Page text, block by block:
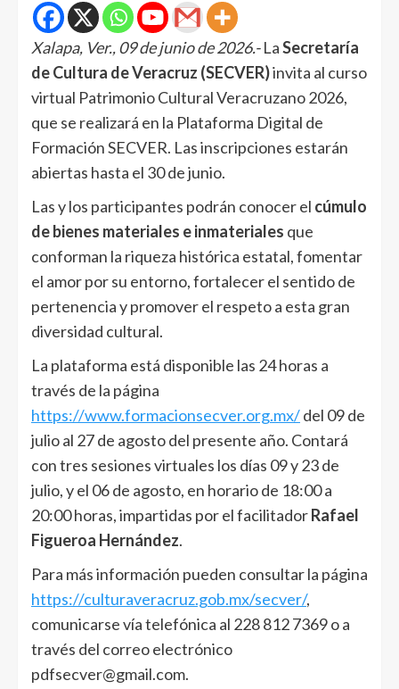
Xalapa, Ver., 09 de junio de 2026.-LaSecretaría
de Cultura de Veracruz (SECVER)invita al curso
virtual Patrimonio Cultural Veracruzano 2026,
que se realizará en la Plataforma Digital de
Formación SECVER. Las inscripciones estarán
abiertas hasta el 30 de junio.
Las y los participantes podrán conocer el cúmulo
de bienes materiales e inmateriales que
conforman la riqueza histórica estatal, fomentar
el amor por su entorno, fortalecer el sentido de
pertenencia y promover el respeto a esta gran
diversidad cultural.
La plataforma está disponible las 24 horas a
través de la página
https://www.formacionsecver.org.mx/del 09 de
julio al 27 de agosto del presente año. Contará
con tres sesiones virtuales los días 09 y 23 de
julio, y el 06 de agosto, en horario de 18:00 a
20:00 horas, impartidas por el facilitadorRafael
Figueroa Hernández.
Para más información pueden consultar la página
https://culturaveracruz.gob.mx/secver/,
comunicarse vía telefónica al 228 812 7369 o a
través del correo electrónico
pdfsecver@gmail.com.